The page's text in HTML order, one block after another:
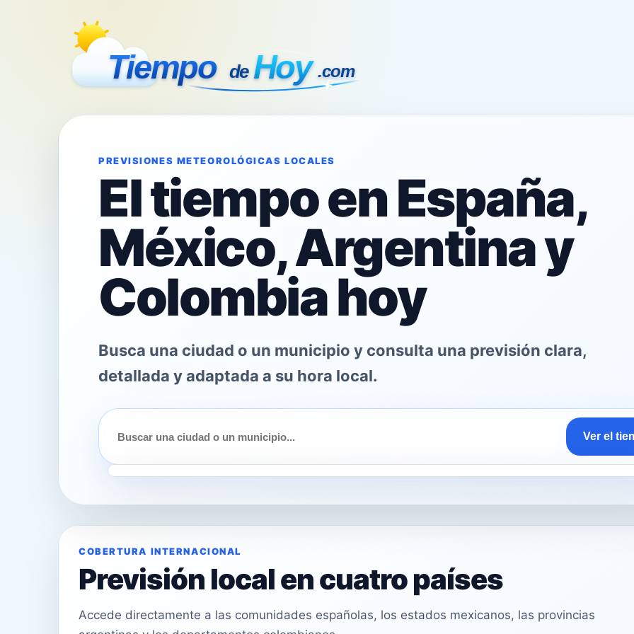
PREVISIONES METEOROLÓGICAS LOCALES
El tiempo en España,
México, Argentina y
Colombia hoy
Busca una ciudad o un municipio y consulta una previsión clara,
detallada y adaptada a su hora local.
Ver el
COBERTURA INTERNACIONAL
Previsión local en cuatro países
Accede directamente a las comunidades españolas, los estados mexicanos, las provincias